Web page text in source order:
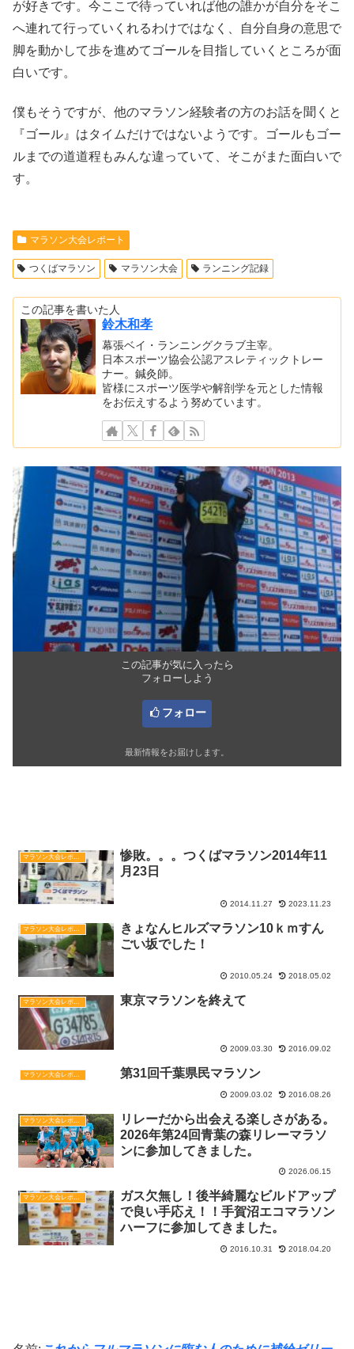
が好きです。今ここで待っていれば他の誰かが自分をそこ
へ連れて行っていくれるわけではなく、自分自身の意思で
脚を動かして歩を進めてゴールを目指していくところが面
白いです。
僕もそうですが、他のマラソン経験者の方のお話を聞くと
『ゴール』はタイムだけではないようです。ゴールもゴー
ルまでの道道程もみんな違っていて、そこがまた面白いで
す。
マラソン大会レポート
つくばマラソン マラソン大会 ランニング記録
この記事を書いた人
鈴木和孝
幕張ベイ・ランニングクラブ主宰。
日本スポーツ協会公認アスレティックトレー
ナー。鍼灸師。
皆様にスポーツ医学や解剖学を元とした情報
をお伝えするよう努めています。
この記事が気に入ったら
フォローしよう
フォロー
最新情報をお届けします。
マラソン大会レポート
惨敗。。。つくばマラソン2014年11
月23日
2014.11.27 2023.11.23
マラソン大会レポート
きょなんヒルズマラソン10ｋｍすん
ごい坂でした！
2010.05.24 2018.05.02
マラソン大会レポート 東京マラソンを終えて
2009.03.30 2016.09.02
マラソン大会レポート 第31回千葉県民マラソン
2009.03.02 2016.08.26
マラソン大会レポート
リレーだから出会える楽しさがある。
2026年第24回青葉の森リレーマラソ
ンに参加してきました。
2026.06.15
マラソン大会レポート
ガス欠無し！後半綺麗なビルドアップ
で良い手応え！！手賀沼エコマラソン
ハーフに参加してきました。
2016.10.31 2018.04.20